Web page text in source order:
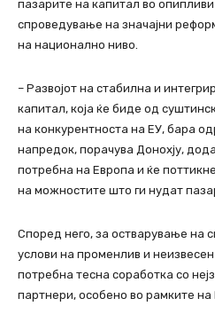
пазарите на капитал во
спроведување на значајни
на национално ниво.
– Развојот на стабилна и
капитал, која ќе биде од
на конкурентноста на ЕУ, бара
напредок, порачува Донохју,
потребна на Европа и ќе
на можностите што ги нудат
Според него, за остварување на
услови на променлив и
потребна тесна соработка со
партнери, особено во рамките на